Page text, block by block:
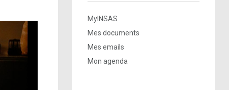
MyINSAS
Mes documents
Mes emails
Mon agenda